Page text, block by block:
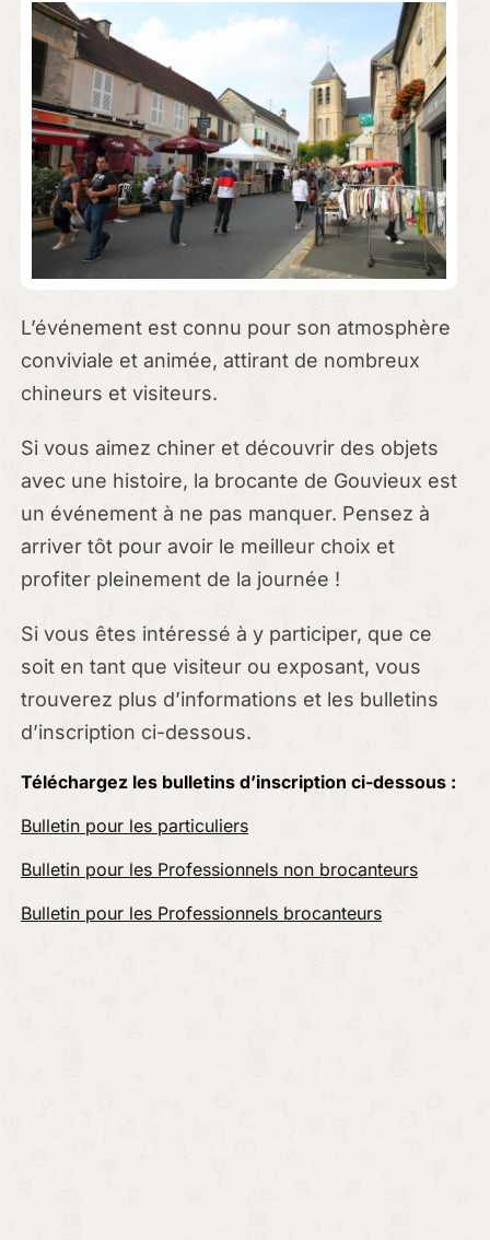
L’événement est connu pour son atmosphère
conviviale et animée, attirant de nombreux
chineurs et visiteurs.
Si vous aimez chiner et découvrir des objets
avec une histoire, la brocante de Gouvieux est
un événement à ne pas manquer. Pensez à
arriver tôt pour avoir le meilleur choix et
profiter pleinement de la journée !
Si vous êtes intéressé à y participer, que ce
soit en tant que visiteur ou exposant, vous
trouverez plus d’informations et les bulletins
d’inscription ci-dessous.
Téléchargez les bulletins d’inscription ci-dessous :
Bulletin pour les particuliers
Bulletin pour les Professionnels non brocanteurs
Bulletin pour les Professionnels brocanteurs